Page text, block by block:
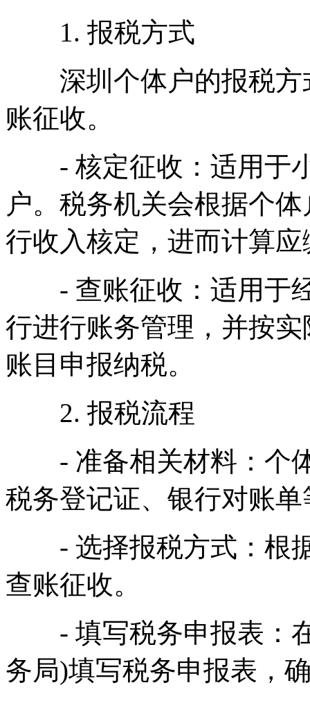
1. 报税方式
深圳个体户的报税方
账征收。
- 核定征收：适用于小
户。税务机关会根据个
行收入核定，进而计算
- 查账征收：适用于经
行进行账务管理，并按
账目申报纳税。
2. 报税流程
- 准备相关材料：个体
税务登记证、银行对账
- 选择报税方式：根据
查账征收。
- 填写税务申报表：在
务局)填写税务申报表，